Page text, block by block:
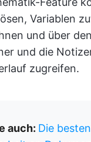
Variablen
und über den
und die
zugreifen.
auch: Die